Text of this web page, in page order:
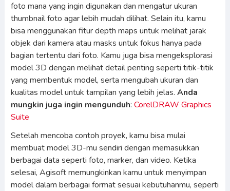
foto mana yang ingin digunakan dan mengatur ukuran
thumbnail foto agar lebih mudah dilihat. Selain itu, kamu
bisa menggunakan fitur depth maps untuk melihat jarak
objek dari kamera atau masks untuk fokus hanya pada
bagian tertentu dari foto. Kamu juga bisa mengeksplorasi
model 3D dengan melihat detail penting seperti titik-titik
yang membentuk model, serta mengubah ukuran dan
kualitas model untuk tampilan yang lebih jelas. Anda
mungkin juga ingin mengunduh: CorelDRAW Graphics
Suite
Setelah mencoba contoh proyek, kamu bisa mulai
membuat model 3D-mu sendiri dengan memasukkan
berbagai data seperti foto, marker, dan video. Ketika
selesai, Agisoft memungkinkan kamu untuk menyimpan
model dalam berbagai format sesuai kebutuhanmu, seperti